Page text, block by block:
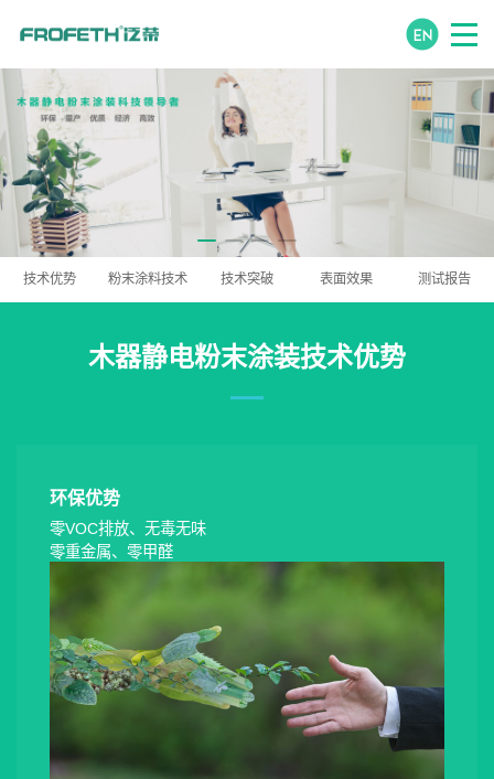
技术优势 粉末涂料技术 技术突破 表面效果 测试报告
木器静电粉末涂装技术优势
环保优势
零VOC排放、无毒无味
零重金属、零甲醛